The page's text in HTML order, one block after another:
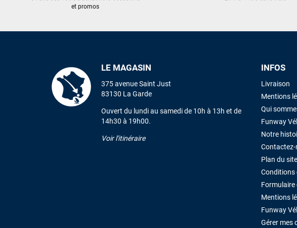
et promos
LE MAGASIN
375 avenue Saint Just
83130 La Garde
Ouvert du lundi au samedi de 10h à 13h et de
14h30 à 19h00.
Voir l'itinéraire
INFOS
Livraison
Mentions
Qui
Funway
Notre
Plan du site
Conditions
Mentions
Funway
Gérer mes
excellent prix et en
J'ai acheté une voile
VOIR TOUS